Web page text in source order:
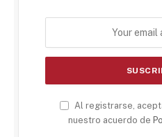
Al registrarse,
nuestro acuerdo de